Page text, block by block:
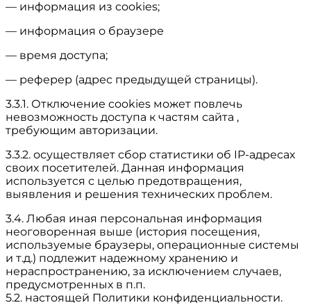
— информация из cookies;
— информация о браузере
— время доступа;
— реферер (адрес предыдущей страницы).
3.3.1. Отключение cookies может повлечь
невозможность доступа к частям сайта ,
требующим авторизации.
3.3.2. осуществляет сбор статистики об IP-адресах
своих посетителей. Данная информация
используется с целью предотвращения,
выявления и решения технических проблем.
3.4. Любая иная персональная информация
неоговоренная выше (история посещения,
используемые браузеры, операционные системы
и т.д.) подлежит надежному хранению и
нераспространению, за исключением случаев,
предусмотренных в п.п.
5.2. настоящей Политики конфиденциальности.